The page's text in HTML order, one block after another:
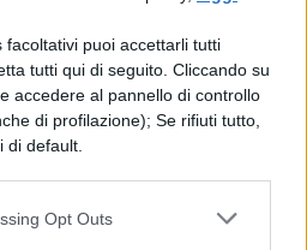
facoltativi puoi accettarli tutti
tutti qui di seguito. Cliccando su
accedere al pannello di controllo
di profilazione); Se rifiuti tutto,
di default.
Opt Outs
luci dell’alba
e nessuno mi guarda